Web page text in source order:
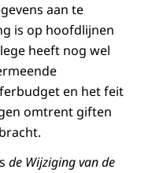
aan te
is op hoofdlijnen
heeft nog wel
en het feit
omtrent giften
de Wijziging van de